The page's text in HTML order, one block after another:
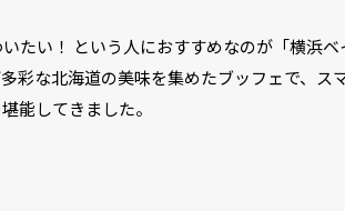
たい！ という人におすすめなのが「横浜
彩な北海道の美味を集めたブッフェで、ス
能してきました。